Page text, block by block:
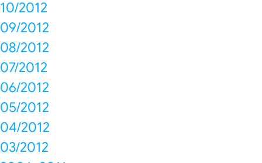
10/2012
09/2012
08/2012
07/2012
06/2012
05/2012
04/2012
03/2012